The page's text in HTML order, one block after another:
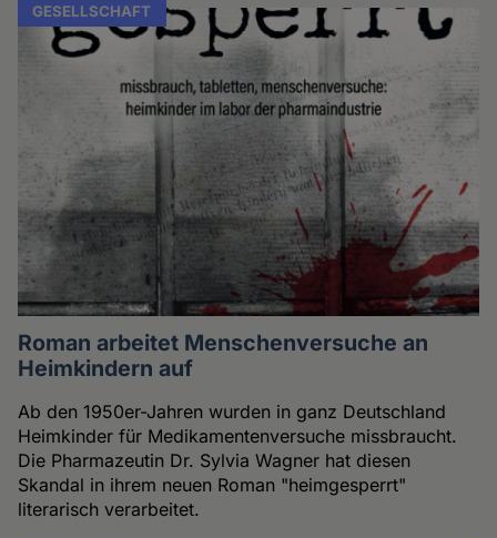
GESELLSCHAFT
Roman arbeitet Menschenversuche an
Heimkindern auf
Ab den 1950er-Jahren wurden in ganz Deutschland
Heimkinder für Medikamentenversuche missbraucht.
Die Pharmazeutin Dr. Sylvia Wagner hat diesen
Skandal in ihrem neuen Roman "heimgesperrt"
literarisch verarbeitet.